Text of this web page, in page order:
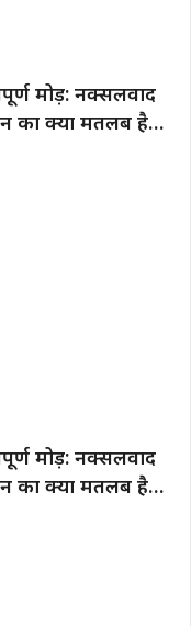
मोड़: नक्सलवाद
का क्या मतलब है |
मोड़: नक्सलवाद
का क्या मतलब है |